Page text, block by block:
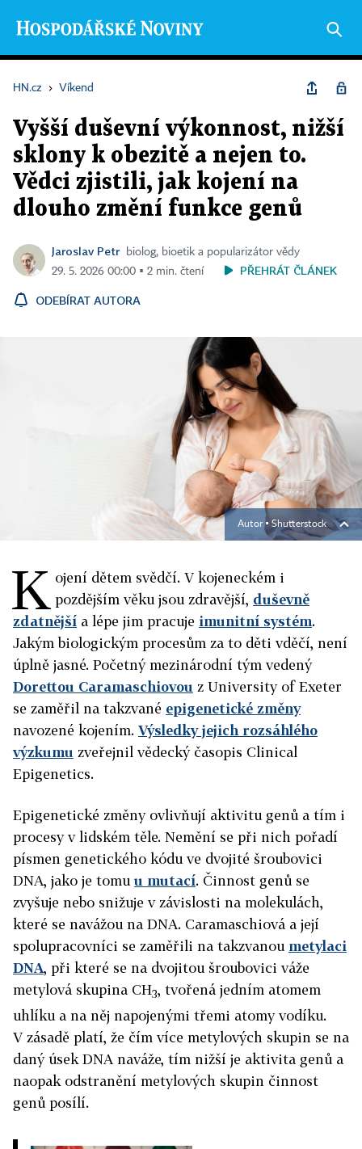
HN.cz › Víkend
Vyšší duševní výkonnost, nižší
sklony k obezitě a nejen to.
Vědci zjistili, jak kojení na
dlouho změní funkce genů
Jaroslav Petr
biolog, bioetik a popularizátor vědy
29. 5. 2026 00:00 ▪ 2 min. čtení
PŘEHRÁT ČLÁNEK
ODEBÍRAT AUTORA
Autor ▪ Shutterstock
K ojení dětem svědčí. V kojeneckém i
pozdějším věku jsou zdravější, duševně
zdatnější a lépe jim pracuje imunitní systém.
Jakým biologickým procesům za to děti vděčí, není
úplně jasné. Početný mezinárodní tým vedený
Dorettou Caramaschiovou z University of Exeter
se zaměřil na takzvané epigenetické změny
navozené kojením. Výsledky jejich rozsáhlého
výzkumu zveřejnil vědecký časopis Clinical
Epigenetics.
Epigenetické změny ovlivňují aktivitu genů a tím i
procesy v lidském těle. Nemění se při nich pořadí
písmen genetického kódu ve dvojité šroubovici
DNA, jako je tomuu mutací. Činnost genů se
zvyšuje nebo snižuje v závislosti na molekulách,
které se navážou na DNA. Caramaschiová a její
spolupracovníci se zaměřili na takzvanou metylaci
DNA, při které se na dvojitou šroubovici váže
metylová skupina CH3, tvořená jedním atomem
uhlíku a na něj napojenými třemi atomy vodíku.
V zásadě platí, že čím více metylových skupin se na
daný úsek DNA naváže, tím nižší je aktivita genů a
naopak odstranění metylových skupin činnost
genů posílí.